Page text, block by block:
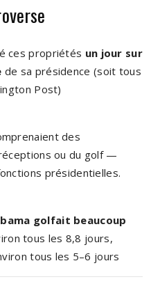
ces propriétés un jour sur
de sa présidence (soit tous
Post)
des
ou du golf —
présidentielles.
golfait beaucoup
tous les 8,8 jours,
tous les 5–6 jours